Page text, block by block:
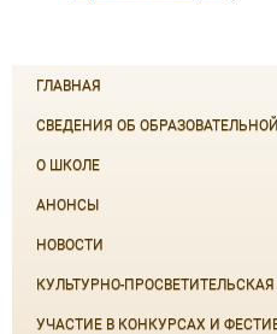
ГЛАВНАЯ
СВЕДЕНИЯ ОБ
О ШКОЛЕ
АНОНСЫ
НОВОСТИ
КУЛЬТУРНО-
УЧАСТИЕ В КОНКУРСАХ И